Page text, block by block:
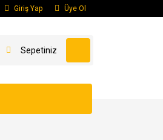
Giriş Yap Üye Ol
Sepetiniz